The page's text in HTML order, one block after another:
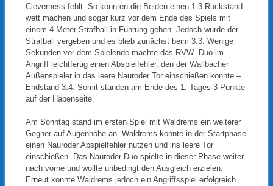
Cleverness fehlt. So konnten die Beiden einen 1:3 Rückstand
wett machen und sogar kurz vor dem Ende des Spiels mit
einem 4-Meter-Strafball in Führung gehen. Jedoch wurde der
Strafball vergeben und es blieb zunächst beim 3:3. Wenige
Sekunden vor dem Spielende machte das RVW- Duo im
Angriff leichtfertig einen Abspielfehler, den der Wallbacher
Außenspieler in das leere Nauroder Tor einschießen konnte –
Endstand 3:4. Somit standen am Ende des 1. Tages 3 Punkte
auf der Habenseite.
Am Sonntag stand im ersten Spiel mit Waldrems ein weiterer
Gegner auf Augenhöhe an. Waldrems konnte in der Startphase
einen Nauroder Abspielfehler nutzen und ins leere Tor
einschießen. Das Nauroder Duo spielte in dieser Phase weiter
nach vorne und wollte unbedingt den Ausgleich erzielen.
Erneut konnte Waldrems jedoch ein Angriffsspiel erfolgreich